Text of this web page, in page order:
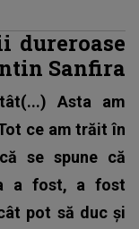
dureroase
Sanfira
Asta am
ce am trăit în
se spune că
a fost, a fost
pot să duc și